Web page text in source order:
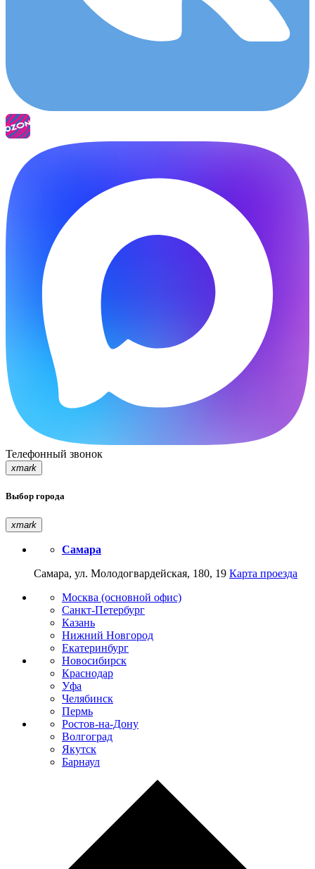
Телефонный звонок
xmark
Выбор города
xmark
Самара
Самара, ул. Молодогвардейская, 180, 19 Карта проезда
Москва (основной офис)
Санкт-Петербург
Казань
Нижний Новгород
Екатеринбург
Новосибирск
Краснодар
Уфа
Челябинск
Пермь
Ростов-на-Дону
Волгоград
Якутск
Барнаул